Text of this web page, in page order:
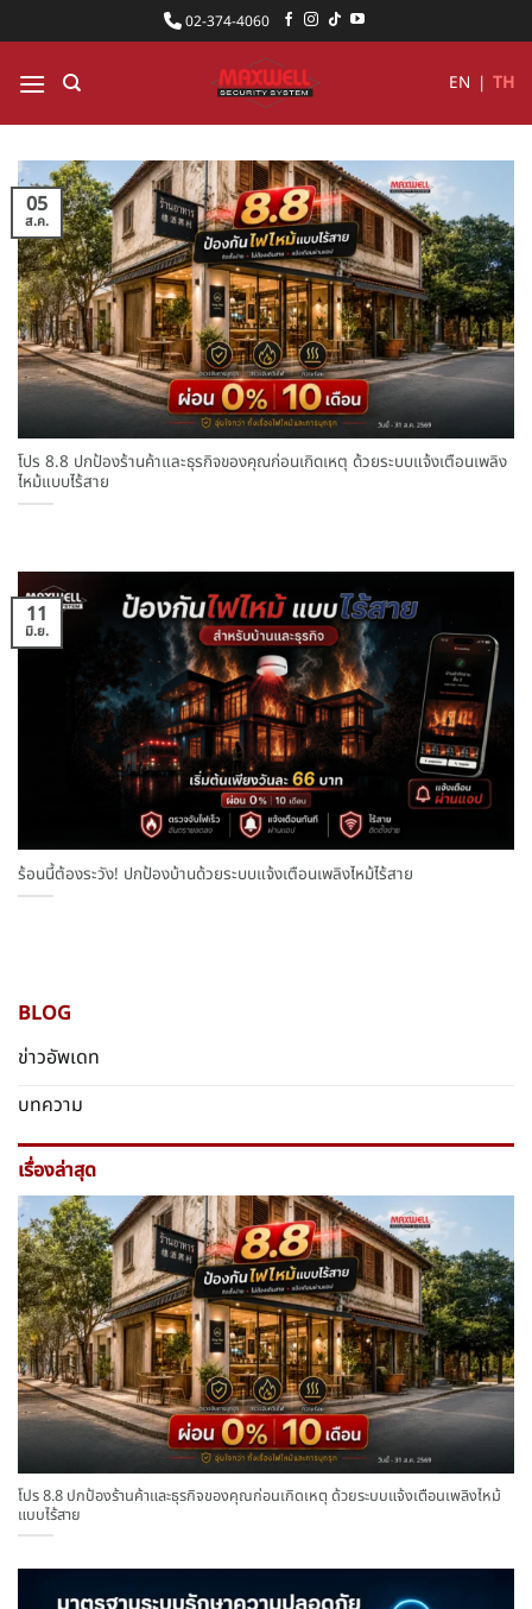
ไป
ยัง
เนื้อหา
02-374-4060
EN | TH
โปร 8.8 ปกป้องร้านค้าและธุรกิจของคุณก่อนเกิดเหตุ ด้วยระบบแจ้งเตือนเพลิง
ไหม้แบบไร้สาย
05
ส.ค.
ร้อนนี้ต้องระวัง! ปกป้องบ้านด้วยระบบแจ้งเตือนเพลิงไหม้ไร้สาย
11
มิ.ย.
BLOG
ข่าวอัพเดท
บทความ
เรื่องล่าสุด
โปร 8.8 ปกป้องร้านค้าและธุรกิจของคุณก่อนเกิดเหตุ ด้วยระบบแจ้งเตือนเพลิงไหม้
แบบไร้สาย